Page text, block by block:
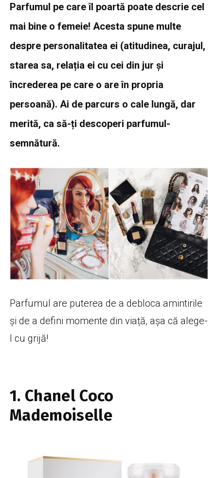
Parfumul pe care îl poartă poate descrie cel
mai bine o femeie! Acesta spune multe
despre personalitatea ei (atitudinea, curajul,
starea sa, relația ei cu cei din jur și
încrederea pe care o are în propria
persoană). Ai de parcurs o cale lungă, dar
merită, ca să-ți descoperi parfumul-
semnătură.
Parfumul are puterea de a debloca amintirile
și de a defini momente din viață, așa că alege-
l cu grijă!
1. Chanel Coco
Mademoiselle